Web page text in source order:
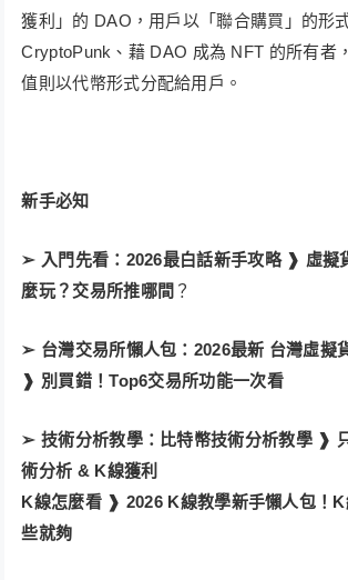
獲利」的 DAO，用戶以「聯合購買」的形
CryptoPunk、藉 DAO 成為 NFT 的所有者
值則以代幣形式分配給用戶。
新手必知
➢ 入門先看： 2026最白話新手攻略 ❱ 虛擬
麼玩？交易所推哪間 ？
➢ 台灣交易所懶人包： 2026最新 台灣虛擬
❱ 別買錯！Top6交易所功能一次看
➢ 技術分析教學： 比特幣技術分析教學 ❱
術分析 & K線獲利
K線怎麼看 ❱ 2026 K線教學新手懶人包！
些就夠